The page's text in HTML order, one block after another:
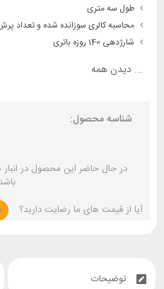
طول سه متری
محاسبه کالری سوزانده شده و تعداد
شارژدهی 140 روزه باتری
... دیدن همه
شناسه محصول:
در حال حاضر این محصول در
آیا از قیمت های ما رضایت دارید؟
توضیحات